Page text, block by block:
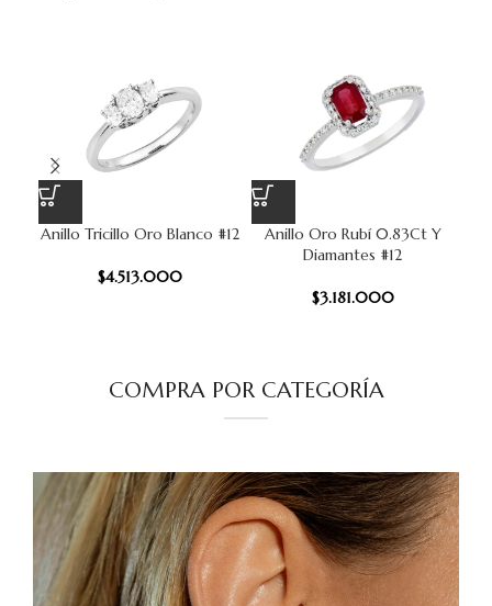
Anillo Tricillo Oro Blanco #12
$4.513.000
Anillo Oro Rubí 0.83Ct Y
Diamantes #12
$3.181.000
COMPRA POR CATEGORÍA